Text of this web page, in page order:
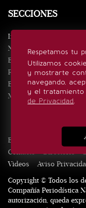
Respetamos tu
Utilizamos
y mostrarte
navegando,
y el tratamiento
de Privacidad.
SECCIONES
Inicio
Noticias
Eventos
Realeza
Estilo de vida
Minuto x Minuto
Edición Impresa
Contacto
Directorio
Videos
Aviso
Copyright © Todos los
Compañía Periodística
autorización, queda